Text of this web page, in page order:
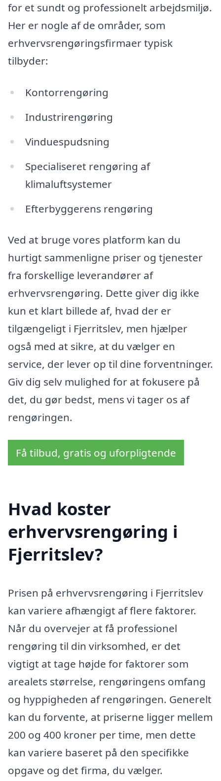
for et sundt og professionelt arbejdsmiljø.
Her er nogle af de områder, som
erhvervsrengøringsfirmaer typisk
tilbyder:
Kontorrengøring
Industrirengøring
Vinduespudsning
Specialiseret rengøring af
klimaluftsystemer
Efterbyggerens rengøring
Ved at bruge vores platform kan du
hurtigt sammenligne priser og tjenester
fra forskellige leverandører af
erhvervsrengøring. Dette giver dig ikke
kun et klart billede af, hvad der er
tilgængeligt i Fjerritslev, men hjælper
også med at sikre, at du vælger en
service, der lever op til dine forventninger.
Giv dig selv mulighed for at fokusere på
det, du gør bedst, mens vi tager os af
rengøringen.
Få tilbud, gratis og uforpligtende
Hvad koster
erhvervsrengøring i
Fjerritslev?
Prisen på erhvervsrengøring i Fjerritslev
kan variere afhængigt af flere faktorer.
Når du overvejer at få professionel
rengøring til din virksomhed, er det
vigtigt at tage højde for faktorer som
arealets størrelse, rengøringens omfang
og hyppigheden af rengøringen. Generelt
kan du forvente, at priserne ligger mellem
200 og 400 kroner per time, men dette
kan variere baseret på den specifikke
opgave og det firma, du vælger.